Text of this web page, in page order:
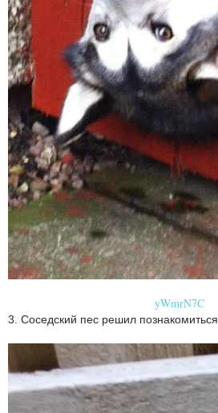
yWmrN7C
3. Соседский пес решил познакомиться.